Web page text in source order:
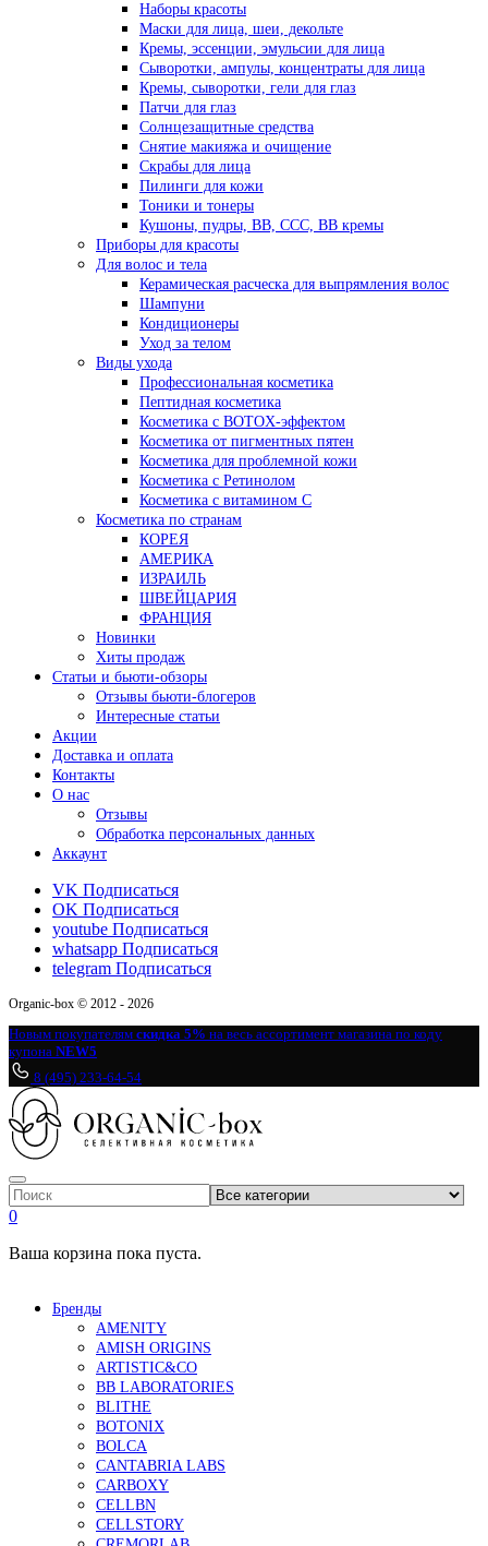
Наборы красоты
Маски для лица, шеи, декольте
Кремы, эссенции, эмульсии для лица
Сыворотки, ампулы, концентраты для лица
Кремы, сыворотки, гели для глаз
Патчи для глаз
Солнцезащитные средства
Снятие макияжа и очищение
Скрабы для лица
Пилинги для кожи
Тоники и тонеры
Кушоны, пудры, ВВ, ССС, ВВ кремы
Приборы для красоты
Для волос и тела
Керамическая расческа для выпрямления волос
Шампуни
Кондиционеры
Уход за телом
Виды ухода
Профессиональная косметика
Пептидная косметика
Косметика с BOTOX-эффектом
Косметика от пигментных пятен
Косметика для проблемной кожи
Косметика с Ретинолом
Косметика с витамином С
Косметика по странам
КОРЕЯ
АМЕРИКА
ИЗРАИЛЬ
ШВЕЙЦАРИЯ
ФРАНЦИЯ
Новинки
Хиты продаж
Статьи и бьюти-обзоры
Отзывы бьюти-блогеров
Интересные статьи
Акции
Доставка и оплата
Контакты
О нас
Отзывы
Обработка персональных данных
Аккаунт
VK Подписаться
OK Подписаться
youtube Подписаться
whatsapp Подписаться
telegram Подписаться
Organic-box © 2012 - 2026
Новым покупателям скидка 5% на весь ассортимент магазина по коду
купона NEW5
8 (495) 233-64-54
0
Ваша корзина пока пуста.
Бренды
AMENITY
AMISH ORIGINS
ARTISTIC&CO
BB LABORATORIES
BLITHE
BOTONIX
BOLCA
CANTABRIA LABS
CARBOXY
CELLBN
CELLSTORY